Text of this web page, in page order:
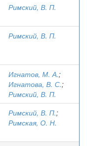
Римский, В. П.
Римский, В. П.
Игнатов, М. А.;
Игнатова, В. С.;
Римский, В. П.
Римский, В. П.;
Римская, О. Н.